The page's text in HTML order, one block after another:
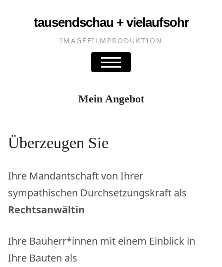
tausendschau + vielaufsohr
IMAGEFILMPRODUKTION
Mein Angebot
Überzeugen Sie
Ihre Mandantschaft von Ihrer
sympathischen Durchsetzungskraft als
Rechtsanwältin
Ihre Bauherr*innen mit einem Einblick in
Ihre Bauten als